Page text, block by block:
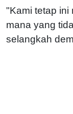
"Kami tetap ini
mana yang
selangkah